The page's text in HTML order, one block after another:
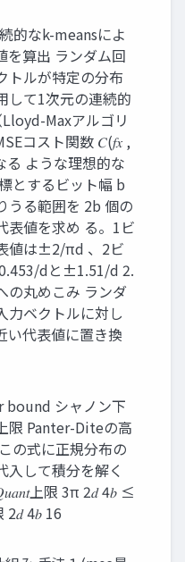
的なk-meansによ
を算出 ランダム回
トルが特定の分布
して1次元の連続的
Maxアルゴリ
コスト関数 𝐶(𝑓𝑥 ,
る ような理想的な
とするビット幅 b
うる範囲を 2b 個の
表値を求め る。1ビ
値は±2/πd 、2ビ
dと±1.51/d 2.
の丸めこみ ランダ
力ベクトルに対し
い代表値に置き換
bound シャノン下
限 Panter-Diteの高
の式に正規分布の
入して積分を解く
上限 3π 2𝑑 4𝑏 ≤
2𝑑 4𝑏 16